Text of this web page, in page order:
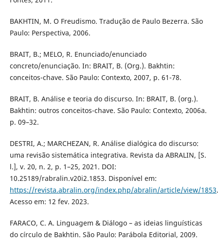
BAKHTIN, M. O Freudismo. Tradução de Paulo Bezerra. São
Paulo: Perspectiva, 2006.
BRAIT, B.; MELO, R. Enunciado/enunciado
concreto/enunciação. In: BRAIT, B. (Org.). Bakhtin:
conceitos-chave. São Paulo: Contexto, 2007, p. 61-78.
BRAIT, B. Análise e teoria do discurso. In: BRAIT, B. (org.).
Bakhtin: outros conceitos-chave. São Paulo: Contexto, 2006a.
p. 09–32.
DESTRI, A.; MARCHEZAN, R. Análise dialógica do discurso:
uma revisão sistemática integrativa. Revista da ABRALIN, [S.
l.], v. 20, n. 2, p. 1–25, 2021. DOI:
10.25189/rabralin.v20i2.1853. Disponível em:
https://revista.abralin.org/index.php/abralin/article/view/1853.
Acesso em: 12 fev. 2023.
FARACO, C. A. Linguagem & Diálogo – as ideias linguísticas
do círculo de Bakhtin. São Paulo: Parábola Editorial, 2009.